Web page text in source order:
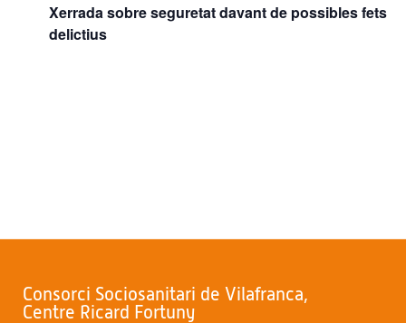
Xerrada sobre seguretat davant de possibles fets
delictius
Consorci Sociosanitari de Vilafranca,
Centre Ricard Fortuny